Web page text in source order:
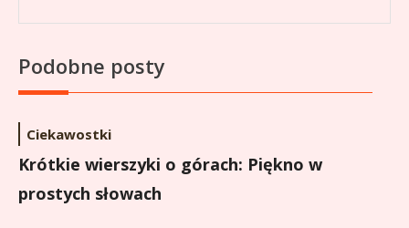
Podobne posty
Ciekawostki
Krótkie wierszyki o górach: Piękno w
prostych słowach